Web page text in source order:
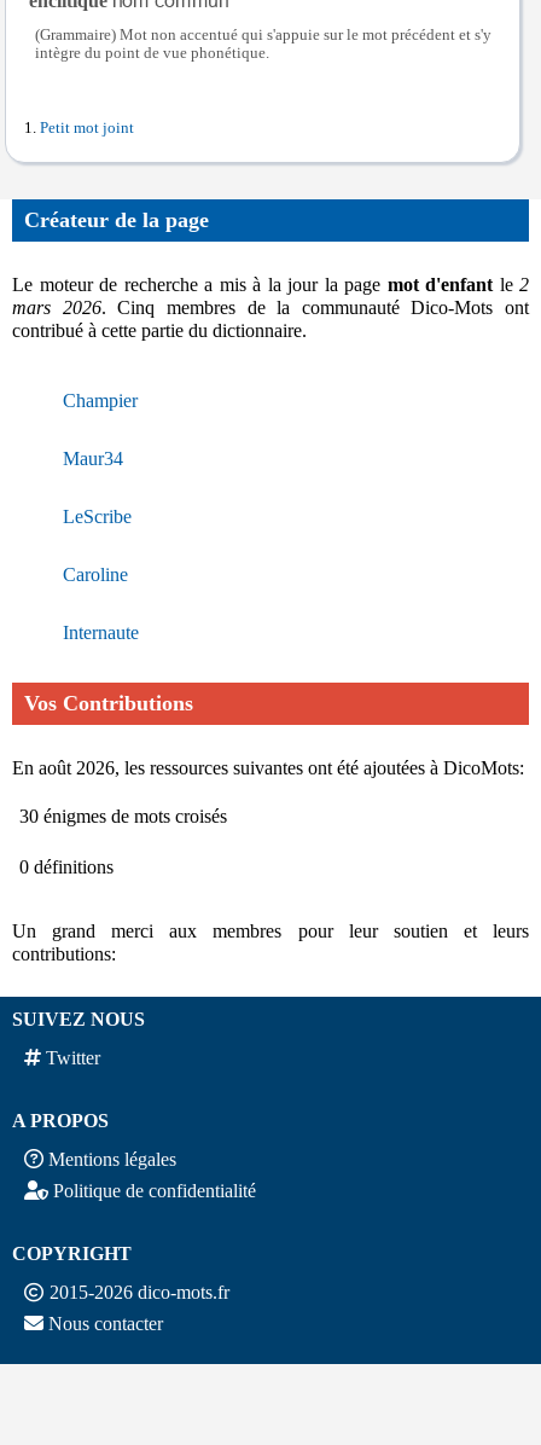
(Grammaire) Mot non accentué qui s'appuie sur le mot précédent et s'y
intègre du point de vue phonétique.
Petit mot joint
Créateur de la page
Le moteur de recherche a mis à la jour la page mot d'enfant le 2
mars 2026. Cinq membres de la communauté Dico-Mots ont
contribué à cette partie du dictionnaire.
Champier
Maur34
LeScribe
Caroline
Internaute
Vos Contributions
En août 2026, les ressources suivantes ont été ajoutées à DicoMots:
30 énigmes de mots croisés
0 définitions
Un grand merci aux membres pour leur soutien et leurs
contributions:
SUIVEZ NOUS
Twitter
A PROPOS
Mentions légales
Politique de confidentialité
COPYRIGHT
2015-2026 dico-mots.fr
Nous contacter